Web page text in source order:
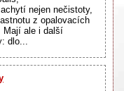
nejen nečistoty,
z opalovacích
Mají ale i další
dlo...